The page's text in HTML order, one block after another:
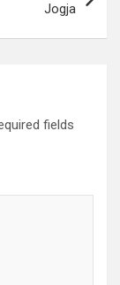
Jogja
fields